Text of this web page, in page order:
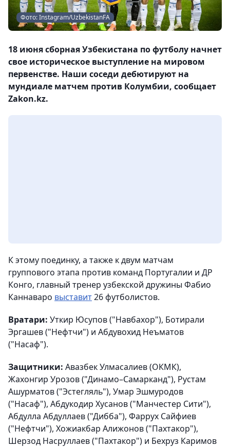
Фото: Instagram/UzbekistanFA
18 июня сборная Узбекистана по футболу начнет
свое историческое выступление на мировом
первенстве. Наши соседи дебютируют на
мундиале матчем против Колумбии, сообщает
Zakon.kz.
К этому поединку, а также к двум матчам
группового этапа против команд Португалии и ДР
Конго, главный тренер узбекской дружины Фабио
Каннаваро выставит26 футболистов.
Вратари: Уткир Юсупов ("Навбахор"), Ботирали
Эргашев ("Нефтчи") и Абдувохид Неъматов
("Насаф").
Защитники: Авазбек Улмасалиев (ОКМК),
Жахонгир Урозов ("Динамо–Самарканд"), Рустам
Ашурматов ("Эстегляль"), Умар Эшмуродов
("Насаф"), Абдукодир Хусанов ("Манчестер Сити"),
Абдулла Абдуллаев ("Дибба"), Фаррух Сайфиев
("Нефтчи"), Хожиакбар Алижонов ("Пахтакор"),
Шерзод Насруллаев ("Пахтакор") и Бехруз Каримов